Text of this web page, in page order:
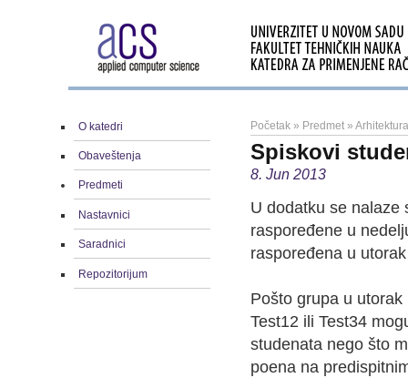
O katedri
Obaveštenja
Predmeti
Nastavnici
Saradnici
Repozitorijum
Početak » Predmet »
Spiskovi
8. Jun 2013
U dodatku se nalaze
raspoređene u
raspoređena u
Pošto grupa u
Test12 ili Test34
studenata nego što
poena na